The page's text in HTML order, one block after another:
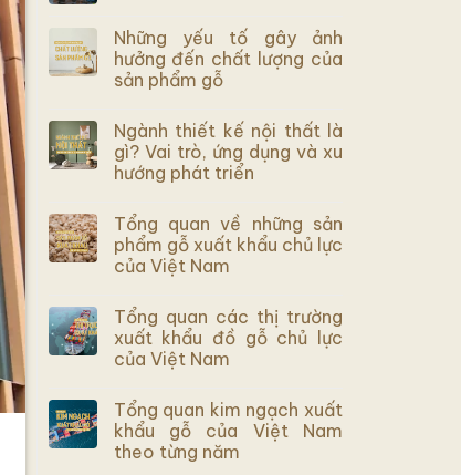
Những yếu tố gây ảnh
hưởng đến chất lượng của
sản phẩm gỗ
Ngành thiết kế nội thất là
gì? Vai trò, ứng dụng và xu
hướng phát triển
Tổng quan về những sản
phẩm gỗ xuất khẩu chủ lực
của Việt Nam
Tổng quan các thị trường
xuất khẩu đồ gỗ chủ lực
của Việt Nam
Tổng quan kim ngạch xuất
khẩu gỗ của Việt Nam
theo từng năm